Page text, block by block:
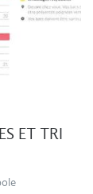
ET TRI